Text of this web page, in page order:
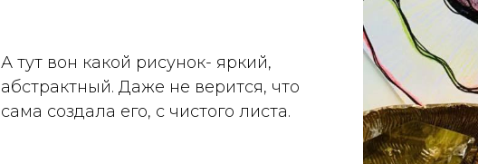
А тут вон какой рисунок- яркий,
абстрактный. Даже не верится, что
сама создала его, с чистого листа.